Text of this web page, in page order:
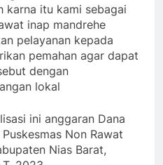
karna itu kami sebagai
inap mandrehe
pelayanan kepada
pemahan agar dapat
dengan
lokal
ini anggaran Dana
Non Rawat
Nias Barat,